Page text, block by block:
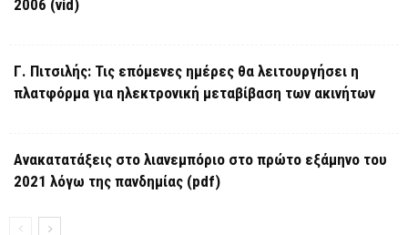
2006 (vid)
Γ. Πιτσιλής: Τις επόμενες ημέρες θα λειτουργήσει η
πλατφόρμα για ηλεκτρονική μεταβίβαση των ακινήτων
Ανακατατάξεις στο λιανεμπόριο στο πρώτο εξάμηνο του
2021 λόγω της πανδημίας (pdf)